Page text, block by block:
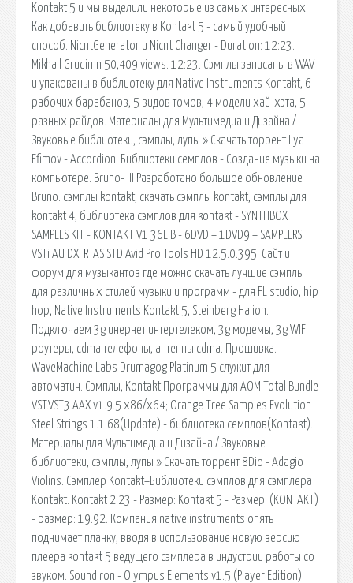
Kontakt 5 и мы выделили некоторые из самых интересных.
Как добавить библиотеку в Kontakt 5 - самый удобный
способ. NicntGenerator и Nicnt Changer - Duration: 12:23.
Mikhail Grudinin 50,409 views. 12:23. Сэмплы записаны в WAV
и упакованы в библиотеку для Native Instruments Kontakt, 6
рабочих барабанов, 5 видов томов, 4 модели хай-хэта, 5
разных райдов. Материалы для Мультимедиа и Дизайна /
Звуковые библиотеки, сэмплы, лупы » Скачать торрент Ilya
Efimov - Accordion. Библиотеки семплов - Создание музыки на
компьютере. Bruno- III Разработано большое обновление
Bruno. сэмплы kontakt, скачать сэмплы kontakt, сэмплы для
kontakt 4, библиотека сэмплов для kontakt - SYNTHBOX
SAMPLES KIT - KONTAKT V1 36LiB - 6DVD + 1DVD9 + SAMPLERS
VSTi AU DXi RTAS STD Avid Pro Tools HD 12.5.0.395. Cайт и
форум для музыкантов где можно скачать лучшие сэмплы
для различных стилей музыки и программ - для FL studio, hip
hop, Native Instruments Kontakt 5, Steinberg Halion.
Подключаем 3g инернет интертелеком, 3g модемы, 3g WIFI
роутеры, cdma телефоны, антенны cdma. Прошивка.
WaveMachine Labs Drumagog Platinum 5 служит для
автоматич. Сэмплы, Kontakt Программы для AOM Total Bundle
VST.VST3.AAX v1.9.5 x86/x64; Orange Tree Samples Evolution
Steel Strings 1.1.68(Update) - библиотека семплов(Kontakt).
Материалы для Мультимедиа и Дизайна / Звуковые
библиотеки, сэмплы, лупы » Скачать торрент 8Dio - Adagio
Violins. Сэмплер Kontakt+Библиотеки сэмплов для сэмплера
Kontakt. Kontakt 2.23 - Размер: Kontakt 5 - Размер: (KONTAKT)
- размер: 19.92. Компания native instruments опять
поднимает планку, вводя в использование новую версию
плеера kontakt 5 ведущего сэмплера в индустрии работы со
звуком. Soundiron - Olympus Elements v1.5 (Player Edition)